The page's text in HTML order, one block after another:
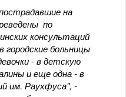
на
по
консультаций
городские больницы
- в детскую
и еще одна - в
им. Раухфуса", -